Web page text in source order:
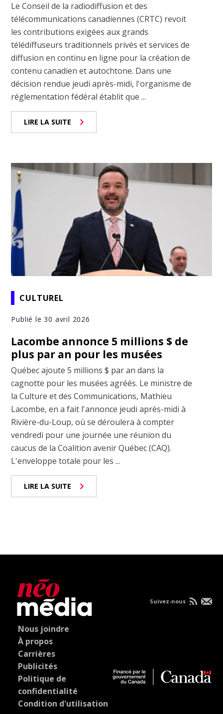
Le Conseil de la radiodiffusion et des
télécommunications canadiennes (CRTC) revoit
les contributions exigées aux grands
télédiffuseurs traditionnels privés et services de
diffusion en continu en ligne pour la création de
contenu canadien et autochtone. Dans une
décision rendue jeudi après-midi, l'organisme de
réglementation fédéral établit que ...
LIRE LA SUITE
CULTUREL
Publié le 30 avril 2026
Lacombe annonce 5 millions $ de
plus par an pour les musées
Québec ajoute 5 millions $ par an dans la
cagnotte pour les musées agréés. Le ministre de
la Culture et des Communications, Mathieu
Lacombe, en a fait l'annonce jeudi après-midi à
Rivière-du-Loup, où se déroulera à compter
vendredi pour une journée une réunion du
caucus de la Coalition avenir Québec (CAQ).
L'enveloppe totale pour les ...
LIRE LA SUITE
Nous joindre
À propos
Carrières
Publicités
Politique de
confidentialité
Condition d'utilisation
Suivez-nous